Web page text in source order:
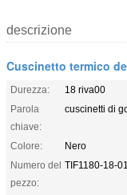
descrizione
Cuscinetto termico
Durezza:
18 riva00
Parola
chiave:
cuscinetti di
Colore:
Nero
Numero del
pezzo:
TIF1180-18-